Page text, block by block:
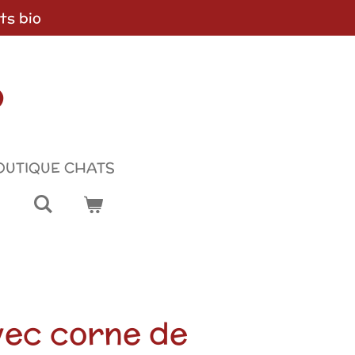
bio
CHATS
corne de